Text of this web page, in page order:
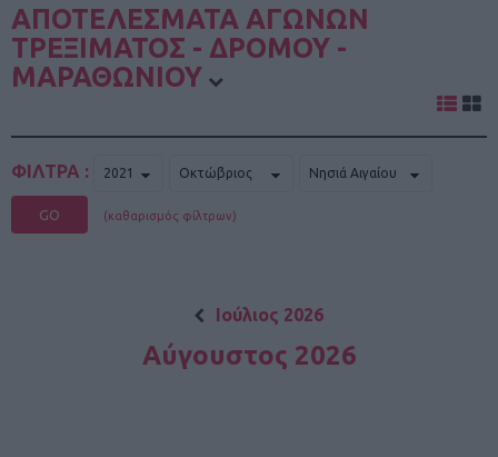
ΑΠΟΤΕΛΕΣΜΑΤΑ ΑΓΩΝΩΝ
ΤΡΕΞΙΜΑΤΟΣ - ΔΡΟΜΟΥ -
ΜΑΡΑΘΩΝΙΟΥ
ΦΙΛΤΡΑ :
GO (καθαρισμός φίλτρων)
Ιούλιος 2026
Αύγουστος 2026